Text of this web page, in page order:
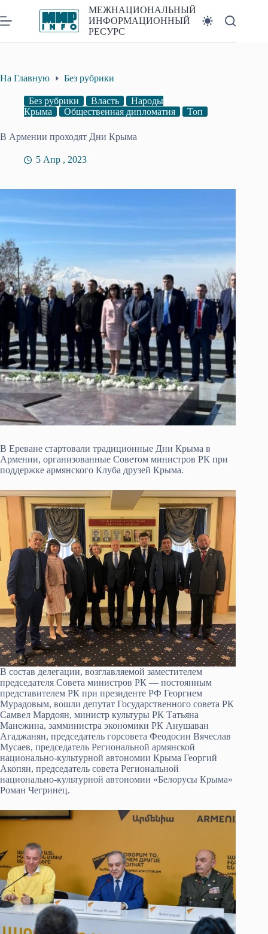
к
сути
МЕЖНАЦИОНАЛЬНЫЙ
ИНФОРМАЦИОННЫЙ
РЕСУРС
На Главную Без рубрики
Без рубрики Власть
Народы
Крыма
Общественная дипломатия Топ
В Армении проходят Дни Крыма
5 Апр , 2023
В Ереване стартовали традиционные Дни Крыма в
Армении, организованные Советом министров РК при
поддержке армянского Клуба друзей Крыма.
В состав делегации, возглавляемой заместителем
председателя Совета министров РК — постоянным
представителем РК при президенте РФ Георгием
Мурадовым, вошли депутат Государственного совета РК
Самвел Мардоян, министр культуры РК Татьяна
Манежина, замминистра экономики РК Анушаван
Агаджанян, председатель горсовета Феодосии Вячеслав
Мусаев, председатель Региональной армянской
национально-культурной автономии Крыма Георгий
Акопян, председатель совета Региональной
национально-культурной автономии «Белорусы Крыма»
Роман Чегринец.